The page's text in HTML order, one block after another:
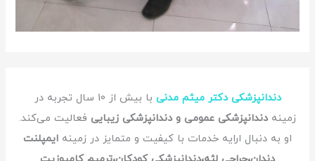
دندانپزشکی دکتر میثم مدنی
با بیش از 10 سال تجربه در
زمینهدندانپزشکی عمومی و دندانپزشکی زیبایی فعالیت می‌کند.
او به دنبال ارایه خدمات با کیفیت و متمایز در زمینه ایمپلنت